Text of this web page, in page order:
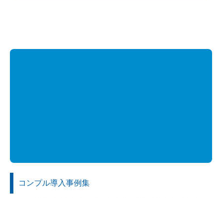
コンプル導入事例集